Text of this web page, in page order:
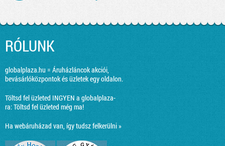
RÓLUNK
globalplaza.hu = Áruházláncok akciói,
bevásárlóközpontok és üzletek egy oldalon.
Töltsd fel üzleted INGYEN a globalplaza-
ra:Töltsd fel üzleted még ma!
Ha webáruházad van, így tudsz felkerülni »